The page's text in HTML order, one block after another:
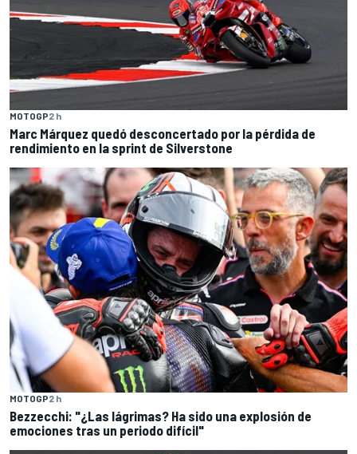
MOTOGP2 h
Marc Márquez quedó desconcertado por la pérdida de
rendimiento en la sprint de Silverstone
MOTOGP2 h
Bezzecchi: "¿Las lágrimas? Ha sido una explosión de
emociones tras un periodo difícil"